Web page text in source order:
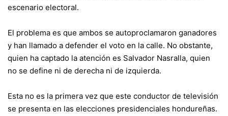
escenario electoral.
El problema es que ambos se autoproclamaron ganadores
y han llamado a defender el voto en la calle. No obstante,
quien ha captado la atención es Salvador Nasralla, quien
no se define ni de derecha ni de izquierda.
Esta no es la primera vez que este conductor de televisión
se presenta en las elecciones presidenciales hondureñas.